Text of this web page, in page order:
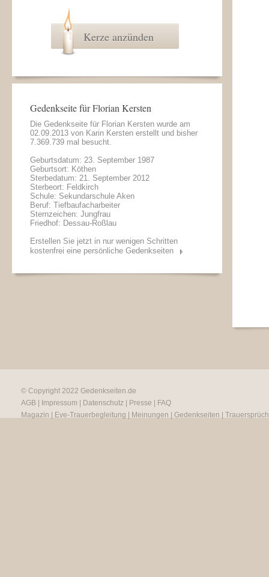
Kerze anzünden
Gedenkseite für Florian Kersten
Die Gedenkseite für Florian Kersten wurde am
02.09.2013 von Karin Kersten erstellt und bisher
7.369.739 mal besucht.
Geburtsdatum: 23. September 1987
Geburtsort: Köthen
Sterbedatum: 21. September 2012
Sterbeort: Feldkirch
Schule: Sekundarschule Aken
Beruf: Tiefbaufacharbeiter
Sternzeichen: Jungfrau
Friedhof: Dessau-Roßlau
Erstellen Sie jetzt in nur wenigen Schritten
kostenfrei eine persönliche Gedenkseiten
© Copyright 2022 Gedenkseiten.de
AGB
Impressum Datenschutz Presse
FAQ
Magazin
Eve-Trauerbegleitung Meinungen Gedenkseiten